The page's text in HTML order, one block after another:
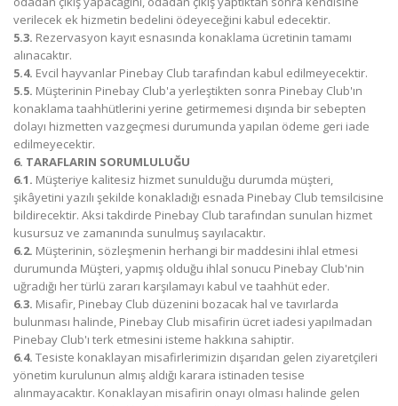
verilecek ek hizmetin bedelini ödeyeceğini kabul edecektir.
5.3. Rezervasyon kayıt esnasında konaklama ücretinin tamamı
alınacaktır.
5.4. Evcil hayvanlar Pinebay Club tarafından kabul edilmeyecektir.
5.5. Müşterinin Pinebay Club'a yerleştikten sonra Pinebay Club'ın
konaklama taahhütlerini yerine getirmemesi dışında bir sebepten
dolayı hizmetten vazgeçmesi durumunda yapılan ödeme geri iade
edilmeyecektir.
6. TARAFLARIN SORUMLULUĞU
6.1. Müşteriye kalitesiz hizmet sunulduğu durumda müşteri,
şikâyetini yazılı şekilde konakladığı esnada Pinebay Club temsilcisine
bildirecektir. Aksi takdirde Pinebay Club tarafından sunulan hizmet
kusursuz ve zamanında sunulmuş sayılacaktır.
6.2. Müşterinin, sözleşmenin herhangi bir maddesini ihlal etmesi
durumunda Müşteri, yapmış olduğu ihlal sonucu Pinebay Club'nin
uğradığı her türlü zararı karşılamayı kabul ve taahhüt eder.
6.3. Misafir, Pinebay Club düzenini bozacak hal ve tavırlarda
bulunması halinde, Pinebay Club misafirin ücret iadesi yapılmadan
Pinebay Club'ı terk etmesini isteme hakkına sahiptir.
6.4. Tesiste konaklayan misafirlerimizin dışarıdan gelen ziyaretçileri
yönetim kurulunun almış aldığı karara istinaden tesise
alınmayacaktır. Konaklayan misafirin onayı olması halinde gelen